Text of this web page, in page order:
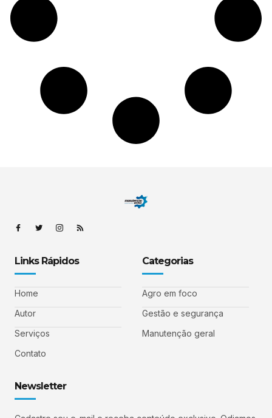
Links Rápidos
Home
Autor
Serviços
Contato
Categorias
Agro em foco
Gestão e segurança
Manutenção geral
Newsletter